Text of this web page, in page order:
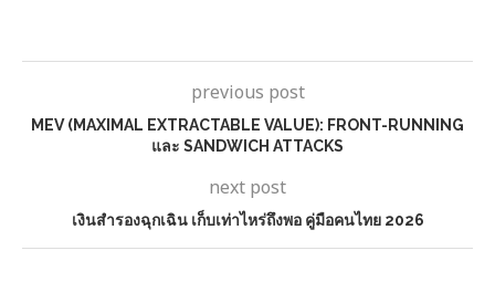
previous post
MEV (MAXIMAL EXTRACTABLE VALUE): FRONT-RUNNING
และ SANDWICH ATTACKS
next post
เงินสำรองฉุกเฉิน เก็บเท่าไหร่ถึงพอ คู่มือคนไทย 2026